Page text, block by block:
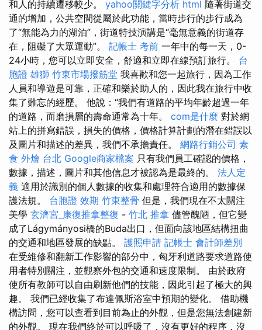
和人的持續遷移較少。 yahoo關鍵字分析 html 隨著街道交
通的增加，公共空間從屬於此功能，當時步行的步行成為
了“無能為力的湖泊”，街道特技演講是“毫無意義的街道存
在，阻礙了大眾運動”。 記帳士 考前 一年中的每一天，0-
24小時，您可以立即安全，舒適和立即在線預訂旅行。 台
胞證 雄獅 竹東市場撥筋堂 我喜歡和您一起旅行，因為工作
人員和導遊是可靠，正確和樂於助人的，因此我在旅行中收
集了難忘的經歷。 他說：“我們有道路的平均年齡超過一年
的道路，而磨損層的壽命通常為十年。 com是什麼 對於網
站上的拼寫錯誤，損失的價格，價格計算計劃的潛在錯誤以
及圖片和描述的差異，我們不承擔責任。 網路行銷公司 素
食 外燴 台北 Google商家檔案 只有我們員工確認的價格，
數據，描述，圖片和其他信息才被認為是最終的。 法人定
義 適用於識別的個人數據的收集和處理符合適用的數據保
護法規。 台胞證 效期 竹東整骨 但是，我們現在不太關注
美學 玄濟宮_康復推拿整復 - 竹北 推拿 儘管醜陋，但它變
成了Lágymányosi橋的Buda出口，但面向該地區結構扭曲
的交通和地區發展的缺點。 護照申請 記帳士 會計師差別
在受維修和翻新工作影響的部分中，匈牙利道路要求道路使
用者特別關注，並觀察外包的交通和速度限制。 由於政府
使所有教師可以自由刷新他們的技能，因此引起了極大的興
趣。 我們已經收集了布達佩斯浴室中預期的變化。 借助機
構訪問，您可以查看到目前為止的外觀，但是您無法創建新
的外觀。 現在我們終於可以呼吸了，沒有更好的程序，沒